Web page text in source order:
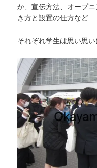
か、宣伝方法、オープ
き方と設置の仕方など
それぞれ学生は思い思